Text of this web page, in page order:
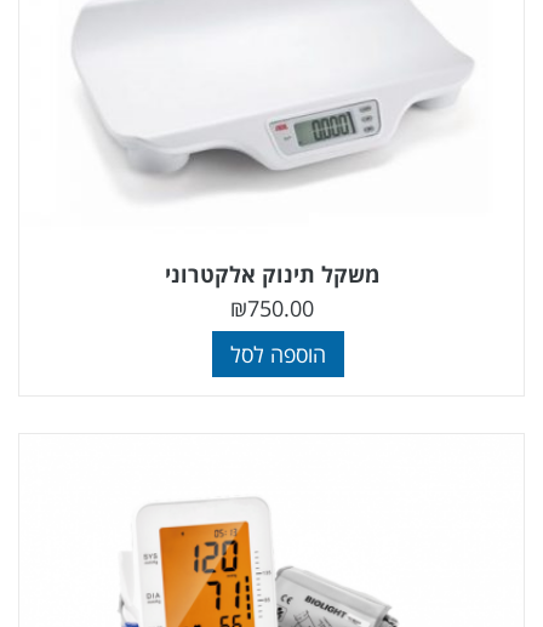
משקל תינוק אלקטרוני
₪750.00
הוספה לסל